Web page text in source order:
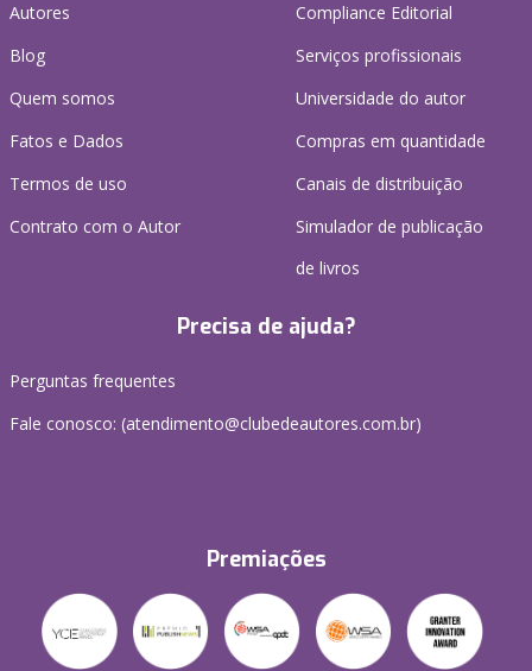
Autores
Blog
Quem somos
Fatos e Dados
Termos de uso
Contrato com o Autor
Compliance Editorial
Serviços profissionais
Universidade do autor
Compras em quantidade
Canais de distribuição
Simulador de publicação
de livros
Precisa de ajuda?
Perguntas frequentes
Fale conosco: (atendimento@clubedeautores.com.br)
Premiações